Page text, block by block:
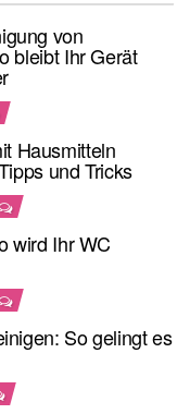
von
bleibt Ihr Gerät
Hausmitteln
und Tricks
wird Ihr WC
So gelingt es